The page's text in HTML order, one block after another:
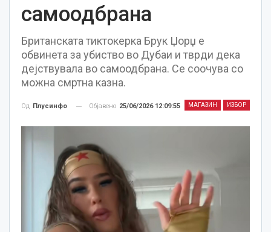
самоодбрана
Британската тиктокерка Брук Џорџ е
обвинета за убиство во Дубаи и тврди дека
дејствувала во самоодбрана. Се соочува со
можна смртна казна.
МАГАЗИН ИЗБОР
Од Плусинфо Објавено 25/06/2026 12:09:55